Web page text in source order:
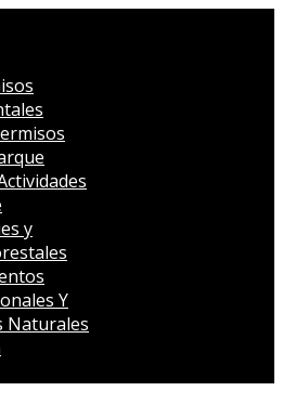
y
Y
Naturales